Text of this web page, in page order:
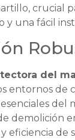
crucial
y una fácil
del
entornos de
del
demolición
eficiencia de